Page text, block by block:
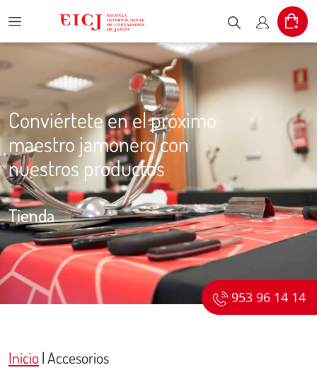
Menu
Escribe el
Mi
Cart
953 96 14 14
Conviértete en el próximo
maestro jamonero con
nuestros productos
Tienda
Inicio|Accesorios